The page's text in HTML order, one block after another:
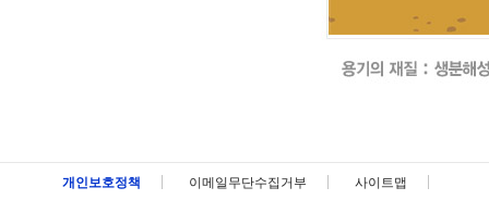
개인보호정책 이메일무단수집거부 사이트맵